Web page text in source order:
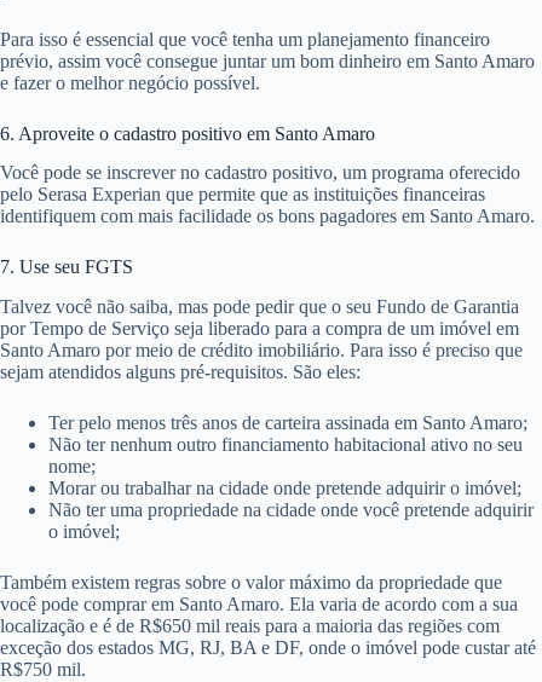
Para isso é essencial que você tenha um planejamento financeiro
prévio, assim você consegue juntar um bom dinheiro em Santo Amaro
e fazer o melhor negócio possível.
6. Aproveite o cadastro positivo em Santo Amaro
Você pode se inscrever no cadastro positivo, um programa oferecido
pelo Serasa Experian que permite que as instituições financeiras
identifiquem com mais facilidade os bons pagadores em Santo Amaro.
7. Use seu FGTS
Talvez você não saiba, mas pode pedir que o seu Fundo de Garantia
por Tempo de Serviço seja liberado para a compra de um imóvel em
Santo Amaro por meio de crédito imobiliário. Para isso é preciso que
sejam atendidos alguns pré-requisitos. São eles:
Ter pelo menos três anos de carteira assinada em Santo Amaro;
Não ter nenhum outro financiamento habitacional ativo no seu
nome;
Morar ou trabalhar na cidade onde pretende adquirir o imóvel;
Não ter uma propriedade na cidade onde você pretende adquirir
o imóvel;
Também existem regras sobre o valor máximo da propriedade que
você pode comprar em Santo Amaro. Ela varia de acordo com a sua
localização e é de R$650 mil reais para a maioria das regiões com
exceção dos estados MG, RJ, BA e DF, onde o imóvel pode custar até
R$750 mil.